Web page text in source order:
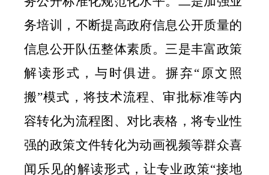
务培训，不断提高政府信息公开质量的
信息公开队伍整体素质。三是丰富政策
解读形式，与时俱进。摒弃“ 原文照
搬”模式，将技术流程、审批标准等内
容转化为流程图、对比表格，将专业性
强的政策文件转化为动画视频等群众喜
闻乐见的解读形式，让专业政策“接地